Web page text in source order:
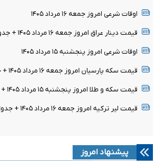
اوقات شرعی امروز جمعه ۱۶ مرداد ۱۴۰۵
قیمت دینار عراق امروز جمعه ۱۶ مرداد ۱۴۰۵ + جدول
اوقات شرعی امروز پنجشنبه ۱۵ مرداد ۱۴۰۵
قیمت سکه پارسیان امروز جمعه ۱۶ مرداد ۱۴۰۵ + جدول
قیمت سکه و طلا امروز پنجشنبه ۱۵ مرداد ۱۴۰۵ + جدول
قیمت لیر ترکیه امروز جمعه ۱۶ مرداد ۱۴۰۵ + جدول
پیشنهاد امروز